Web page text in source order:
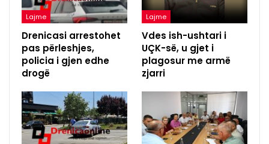
Lajme
Drenicasi arrestohet
pas përleshjes,
policia i gjen edhe
drogë
Lajme
Vdes ish-ushtari i
UÇK-së, u gjet i
plagosur me armë
zjarri